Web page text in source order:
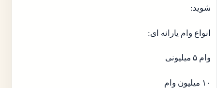
شوید:
انواع وام یارانه ای:
وام ۵ میلیونی
۱۰ میلیون وام